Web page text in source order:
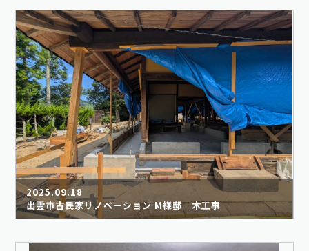
2025.09.18
出雲市古民家リノベーション M様邸 木工事